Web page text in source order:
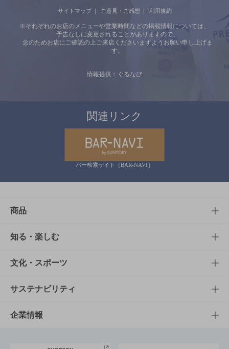
サイトマップ ご意見・ご感想 利用規約
※それぞれのお店のメニューや営業時間などの掲載情報については、
予告なしに変更されることがありますので、
念のためお店にご確認の上ご来店くださいますようお願い申し上げま
す。
情報提供：ぐるなび
関連リンク
バー検索サイト［BAR-NAVI］
商品
商品TOP
商品一覧
商品発売情報
栄養成分一覧
知る・楽しむ
知る・楽しむTOP
キャンペーン
工場見学
文化・スポーツ
文化・スポーツTOP
サントリーホール
サステナビリティ
サステナビリティTOP
企業情報